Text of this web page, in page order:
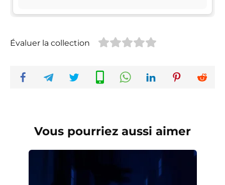
Évaluer la collection
Vous pourriez aussi aimer